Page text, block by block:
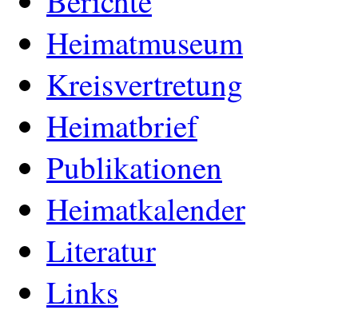
Heimatmuseum
Kreisvertretung
Heimatbrief
Publikationen
Heimatkalender
Literatur
Links